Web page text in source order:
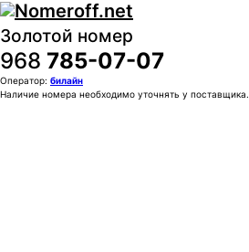
Золотой номер
968 785-07-07
Оператор: билайн
Наличие номера необходимо уточнять у поставщика.